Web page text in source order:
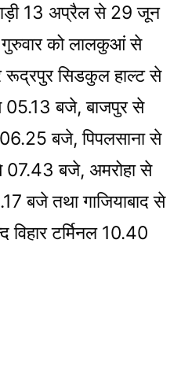
गाड़ी 13 अप्रैल से 29 जून
को लालकुआं से
सिडकुल हाल्ट से
बजे, बाजपुर से
बजे, पिपलसाना से
07.43 बजे, अमरोहा से
बजे तथा गाजियाबाद से
टर्मिनल 10.40